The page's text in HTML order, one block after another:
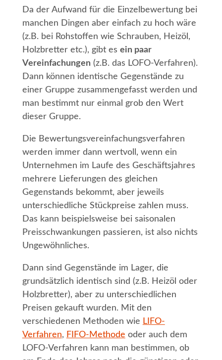
Da der Aufwand für die Einzelbewertung bei
manchen Dingen aber einfach zu hoch wäre
(z.B. bei Rohstoffen wie Schrauben, Heizöl,
Holzbretter etc.), gibt es ein paar
Vereinfachungen(z.B. das LOFO-Verfahren).
Dann können identische Gegenstände zu
einer Gruppe zusammengefasst werden und
man bestimmt nur einmal grob den Wert
dieser Gruppe.
Die Bewertungsvereinfachungsverfahren
werden immer dann wertvoll, wenn ein
Unternehmen im Laufe des Geschäftsjahres
mehrere Lieferungen des gleichen
Gegenstands bekommt, aber jeweils
unterschiedliche Stückpreise zahlen muss.
Das kann beispielsweise bei saisonalen
Preisschwankungen passieren, ist also nichts
Ungewöhnliches.
Dann sind Gegenstände im Lager, die
grundsätzlich identisch sind (z.B. Heizöl oder
Holzbretter), aber zu unterschiedlichen
Preisen gekauft wurden. Mit den
verschiedenen Methoden wie LIFO-
Verfahren, FIFO-Methode oder auch dem
LOFO-Verfahren kann man bestimmen, ob